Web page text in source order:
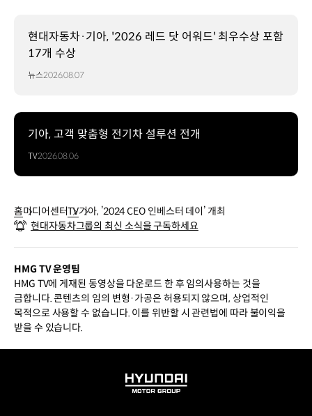
현대자동차·기아, '2026 레드 닷 어워드' 최우수상 포함
17개 수상
뉴스2026.08.07
기아, 고객 맞춤형 전기차 설루션 전개
TV2026.08.06
홈미디어센터TV기아, ’2024 CEO 인베스터 데이’ 개최
현대자동차그룹의 최신 소식을 구독하세요
HMG TV 운영팀
HMG TV에 게재된 동영상을 다운로드 한 후 임의사용하는 것을
금합니다. 콘텐츠의 임의 변형·가공은 허용되지 않으며, 상업적인
목적으로 사용할 수 없습니다. 이를 위반할 시 관련법에 따라 불이익을
받을 수 있습니다.
HYUNDAI